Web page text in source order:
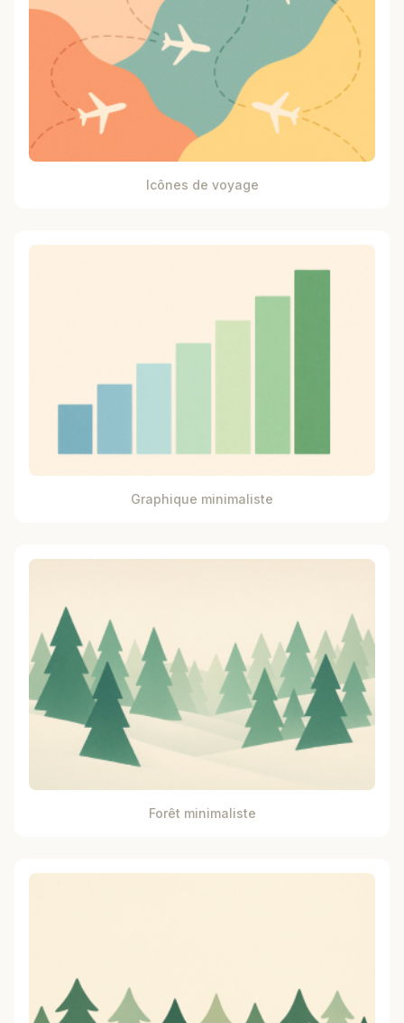
Icônes de voyage
Graphique minimaliste
Forêt minimaliste